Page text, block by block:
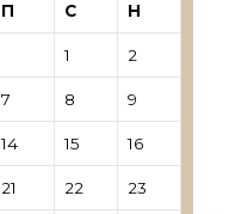
П С Н
1 2
7 8 9
14 15 16
21 22 23